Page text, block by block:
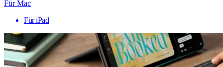
Für Mac
Für iPad